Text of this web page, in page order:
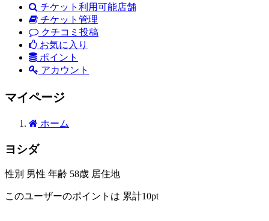
チケット利用可能店舗
チケット管理
クチコミ投稿
お気に入り
ポイント
アカウント
マイページ
ホーム
ヨシダ
性別 男性 年齢 58歳 居住地
このユーザーのポイントは 累計10pt